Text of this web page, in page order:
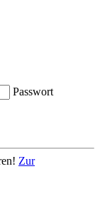
Passwort
Zur